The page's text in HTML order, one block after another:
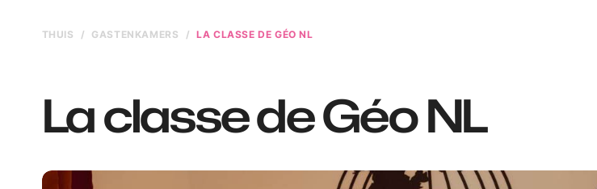
THUIS GASTENKAMERS LA CLASSE DE GÉO NL
La classe de Géo NL